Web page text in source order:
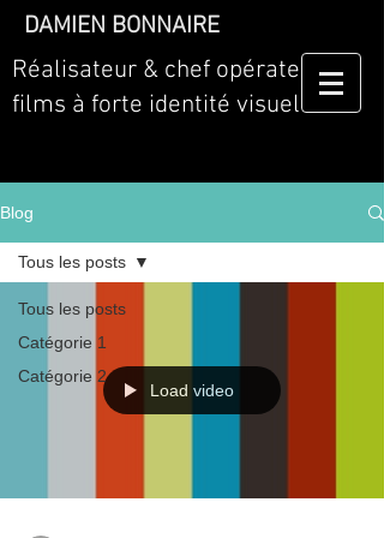
DAMIEN BONNAIRE
Réalisateur & chef opérateur de
films à forte identité visuelle.
Blog
Tous les posts
Catégorie 1
Catégorie 2
Tous les posts
Load video